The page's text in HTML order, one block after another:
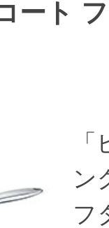
ート
ン
フ